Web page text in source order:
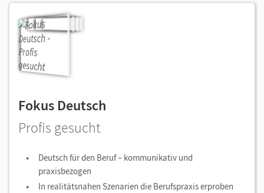
Fokus Deutsch
Profis gesucht
Deutsch für den Beruf – kommunikativ und
praxisbezogen
In realitätsnahen Szenarien die Berufspraxis erproben